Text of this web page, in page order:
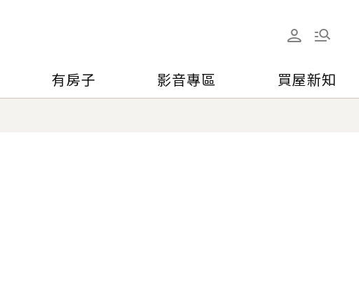
有房子 影音專區 買屋新知